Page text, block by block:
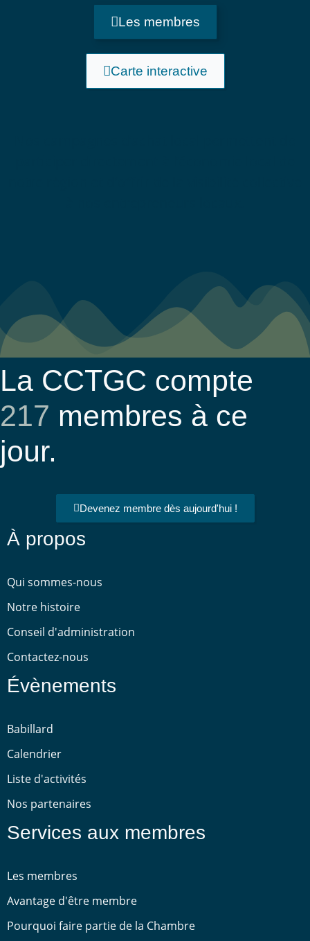
Les membres
Carte interactive
La CCTGC compte
217 membres à ce
jour.
Devenez membre dès aujourd'hui !
À propos
Qui sommes-nous
Notre histoire
Conseil d'administration
Contactez-nous
Évènements
Babillard
Calendrier
Liste d'activités
Nos partenaires
Services aux membres
Les membres
Avantage d'être membre
Pourquoi faire partie de la Chambre